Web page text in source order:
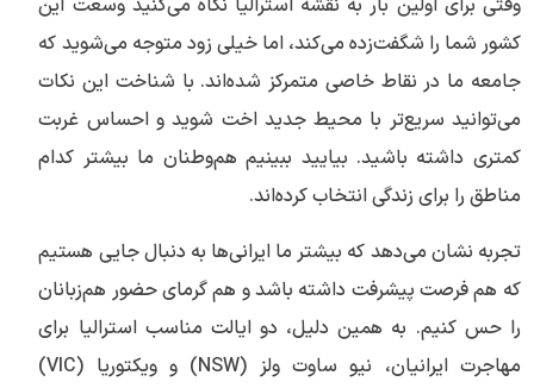
وقتی برای اولین بار به نقشه استرالیا نگاه می‌کنید وسعت این
کشور شما را شگفت‌زده می‌کند، اما خیلی زود متوجه می‌شوید که
جامعه ما در نقاط خاصی متمرکز شده‌اند. با شناخت این نکات
می‌توانید سریع‌تر با محیط جدید اخت شوید و احساس غربت
کمتری داشته باشید. بیایید ببینیم هم‌وطنان ما بیشتر کدام
مناطق را برای زندگی انتخاب کرده‌اند.
تجربه نشان می‌دهد که بیشتر ما ایرانی‌ها به دنبال جایی هستیم
که هم فرصت پیشرفت داشته باشد و هم گرمای حضور هم‌زبانان
را حس کنیم. به همین دلیل، دو ایالت مناسب استرالیا برای
مهاجرت ایرانیان، نیو ساوت ولز (NSW) و ویکتوریا (VIC)